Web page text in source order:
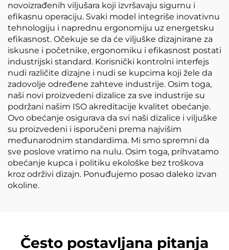
novoizrađenih viljušara koji izvršavaju sigurnu i
efikasnu operaciju. Svaki model integriše inovativnu
tehnologiju i naprednu ergonomiju uz energetsku
efikasnost. Očekuje se da će viljuške dizajnirane za
iskusne i početnike, ergonomiku i efikasnost postati
industrijski standard. Korisnički kontrolni interfejs
nudi različite dizajne i nudi se kupcima koji žele da
zadovolje određene zahteve industrije. Osim toga,
naši novi proizvedeni dizalice za sve industrije su
podržani našim ISO akreditacije kvalitet obećanje.
Ovo obećanje osigurava da svi naši dizalice i viljuške
su proizvedeni i isporučeni prema najvišim
međunarodnim standardima. Mi smo spremni da
sve poslove vratimo na nulu. Osim toga, prihvatamo
obećanje kupca i politiku ekološke bez troškova
kroz održivi dizajn. Ponuđujemo posao daleko izvan
okoline.
Često postavljana pitanja